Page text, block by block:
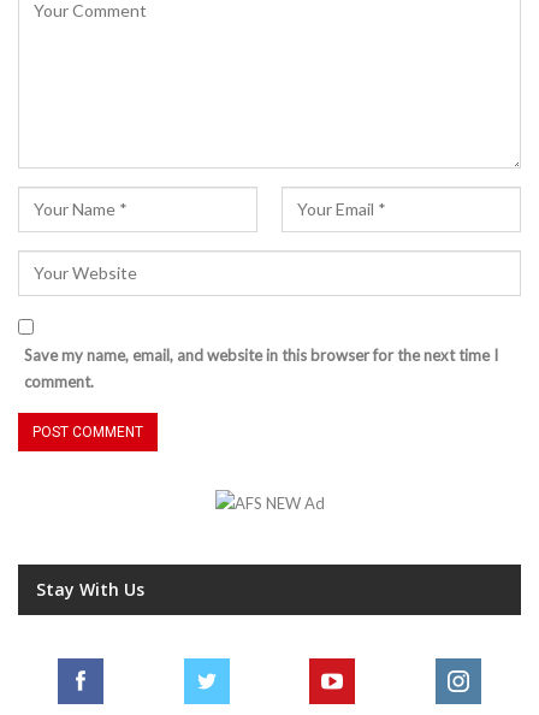
Save my name, email, and website in this browser for the next time I
comment.
Stay With Us